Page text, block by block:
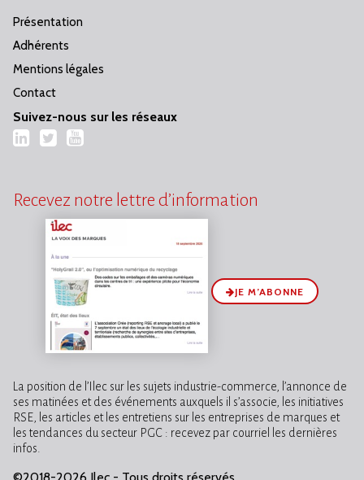
Présentation
Adhérents
Mentions légales
Contact
Suivez-nous sur les réseaux
LinkedIn
TwitterYouTube
Recevez notre lettre d’information
JE M’ABONNE
La position de l’Ilec sur les sujets industrie-commerce, l’annonce de
ses matinées et des événements auxquels il s’associe, les initiatives
RSE, les articles et les entretiens sur les entreprises de marques et
les tendances du secteur PGC : recevez par courriel les dernières
infos.
©2018-2026 Ilec - Tous droits réservés